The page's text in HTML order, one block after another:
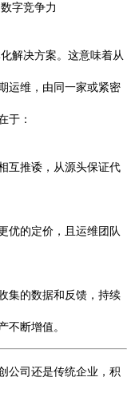
字竞争力
解决方案。这意味着从
运维，由同一家或紧密
于：
互推诿，从源头保证代
优的定价，且运维团队
集的数据和反馈，持续
不断增值。
公司还是传统企业，积